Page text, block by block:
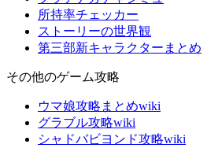
所持率チェッカー
ストーリーの世界観
第三部新キャラクターまとめ
その他のゲーム攻略
ウマ娘攻略まとめwiki
グラブル攻略wiki
シャドバビヨンド攻略wiki